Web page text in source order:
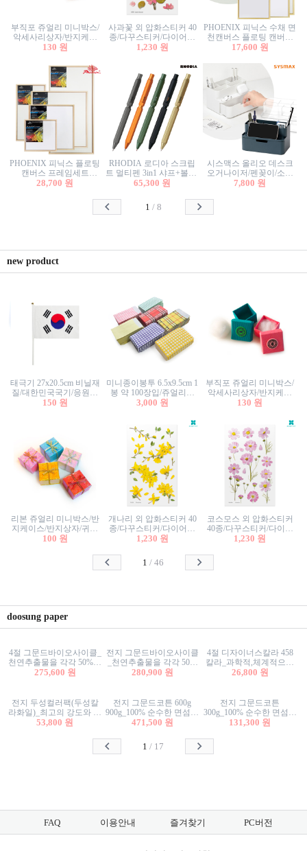
부직포 쥬얼리 미니박스/
악세사리상자/반지케이
스/반지상자/귀걸이상자/
130 원
사과꽃 외 압화스티커 40
종/다꾸스티커/다이어리
꾸미기/꽃스티커/자연물
1,230 원
PHOENIX 피닉스 수채 면
천캔버스 플로팅 캔버스
프레임세트 30x30cm/액자
17,600 원
PHOENIX 피닉스 플로팅
캔버스 프레임세트
50x50cm/액자캔버스/인테
28,700 원
RHODIA 로디아 스크립
트 멀티펜 3in1 샤프+볼펜/
무광택 알루미늄 육각배
65,300 원
시스맥스 올리오 데스크
오거나이저/펜꽂이/소품
꽂이/소품함/정리함/수납
7,800 원
1 / 8
new product
태극기 27x20.5cm 비닐재
질/대한민국국기/응원깃
발/행사깃발
150 원
미니종이봉투 6.5x9.5cm 1
봉 약 100장입/쥬얼리봉
투/증명사진봉투/악세사
3,000 원
부직포 쥬얼리 미니박스/
악세사리상자/반지케이
스/반지상자/귀걸이상자/
130 원
리본 쥬얼리 미니박스/반
지케이스/반지상자/귀걸
이상자/귀걸이박스/악세
100 원
개나리 외 압화스티커 40
종/다꾸스티커/다이어리
꾸미기/꽃스티커/자연물
1,230 원
코스모스 외 압화스티커
40종/다꾸스티커/다이어
리꾸미기/꽃스티커/자연
1,230 원
1 /46
doosung paper
4절 그문드바이오사이클_
천연추출물을 각각 50%이
상 함유한 친환경그래픽
275,600 원
전지 그문드바이오사이클
_천연추출물을 각각 50%
이상 함유한 친환경그래
280,900 원
4절 디자이너스칼라 458
칼라_과학적,체계적으로
분류된 200색을 갖춘 색지
26,800 원
전지 두성컬러팩(두성칼
라화일)_최고의 강도와 평
활성을 지닌 다양한 컬러
53,800 원
전지 그문드코튼 600g
900g_100% 순수한 면섬유
로 만든 친환경프리미엄
471,500 원
전지 그문드코튼
300g_100% 순수한 면섬유
로 만든 친환경프리미엄
131,300 원
1 / 17
FAQ 이용안내 즐겨찾기 PC버전